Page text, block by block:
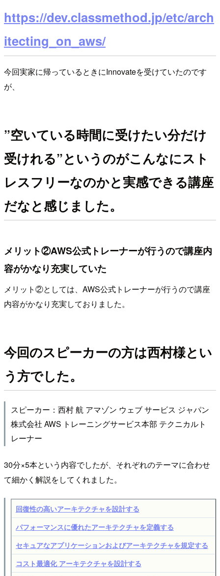
https://dev.classmethod.jp/etc/arch
itecting_on_aws/
今回実家に帰っているときにInnovateを受けていたのです
が、
”空いている時間に受けたい分だけ
受けれる”というのがこんなにスト
レスフリーなのかと実感できる講座
だなと感じました。
メリット②AWS公式トレーナーが行うので講座内
容がかなり充実していた
メリット②としては、AWS公式トレーナーが行うので講座
内容がかなり充実しておりました。
今回のスピーカーの方は西村様とい
う方でした。
スピーカー：西村 航 アマゾン ウェブ サービス ジャパン
株式会社 AWS トレーニングサービス本部 テクニカルト
レーナー
30分×5本という内容でしたが、それぞれのテーマに合わせ
て細かく解説をしてくれました。
回復性の高いアーキテクチャを設計する
パフォーマンスに優れたアーキテクチャを定義する
セキュアなアプリケーションおよびアーキテクチャを規定する
コスト最適化 アーキテクチャを設計する